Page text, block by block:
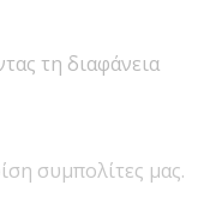
τη διαφάνεια
συμπολίτες μας.